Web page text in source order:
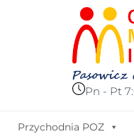
Pn - Pt
Przychodnia POZ